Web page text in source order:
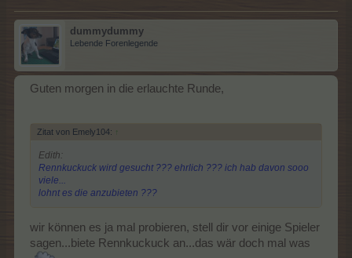
dummydummy
Lebende Forenlegende
Guten morgen in die erlauchte Runde,
Zitat von Emely104: ↑
Edith:
Rennkuckuck wird gesucht ??? ehrlich ??? ich hab davon sooo
viele...
lohnt es die anzubieten ???
wir können es ja mal probieren, stell dir vor einige Spieler
sagen...biete Rennkuckuck an...das wär doch mal was